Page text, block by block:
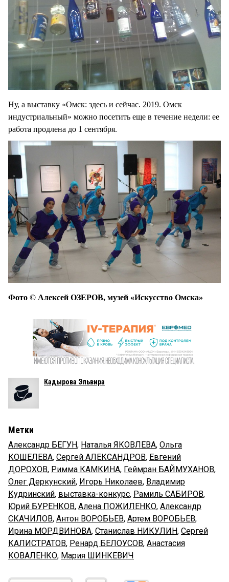
Ну, а выставку «Омск: здесь и сейчас. 2019. Омск
индустриальный» можно посетить еще в течение недели: ее
работа продлена до 1 сентября.
Фото © Алексей ОЗЕРОВ, музей «Искусство Омска»
Кадырова Эльвира
Метки
Александр БЕГУН, Наталья ЯКОВЛЕВА, Ольга
КОШЕЛЕВА, Сергей АЛЕКСАНДРОВ, Евгений
ДОРОХОВ, Римма КАМКИНА, Геймран БАЙМУХАНОВ,
Олег Деркунский, Игорь Николаев, Владимир
Кудринский, выставка-конкурс, Рамиль САБИРОВ,
Юрий БУРЕНКОВ, Алена ПОЖИЛЕНКО, Александр
СКАЧИЛОВ, Антон ВОРОБЬЕВ, Артем ВОРОБЬЕВ,
Ирина МОРДВИНОВА, Станислав НИКУЛИН, Сергей
КАЛИСТРАТОВ, Ренард БЕЛОУСОВ, Анастасия
КОВАЛЕНКО, Мария ШИНКЕВИЧ